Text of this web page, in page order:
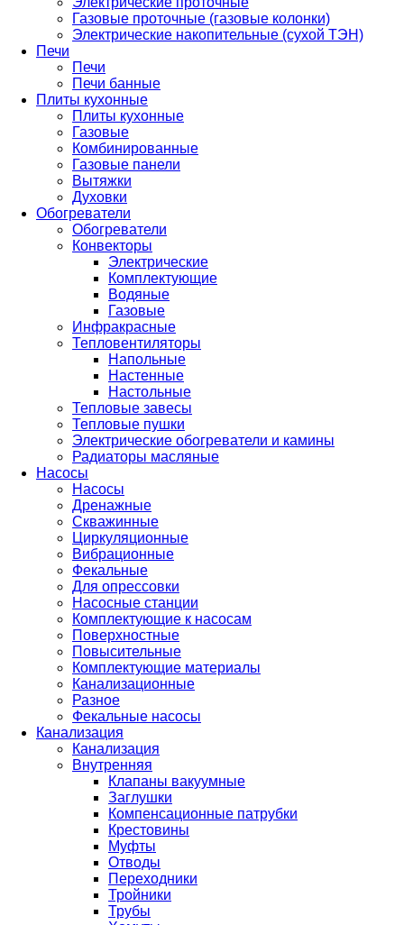
Газовые проточные (газовые колонки)
Электрические накопительные (сухой ТЭН)
Печи
Печи
Печи банные
Плиты кухонные
Плиты кухонные
Газовые
Комбинированные
Газовые панели
Вытяжки
Духовки
Обогреватели
Обогреватели
Конвекторы
Электрические
Комплектующие
Водяные
Газовые
Инфракрасные
Тепловентиляторы
Напольные
Настенные
Настольные
Тепловые завесы
Тепловые пушки
Электрические обогреватели и камины
Радиаторы масляные
Насосы
Насосы
Дренажные
Скважинные
Циркуляционные
Вибрационные
Фекальные
Для опрессовки
Насосные станции
Комплектующие к насосам
Поверхностные
Повысительные
Комплектующие материалы
Канализационные
Разное
Фекальные насосы
Канализация
Канализация
Внутренняя
Клапаны вакуумные
Заглушки
Компенсационные патрубки
Крестовины
Муфты
Отводы
Переходники
Тройники
Трубы